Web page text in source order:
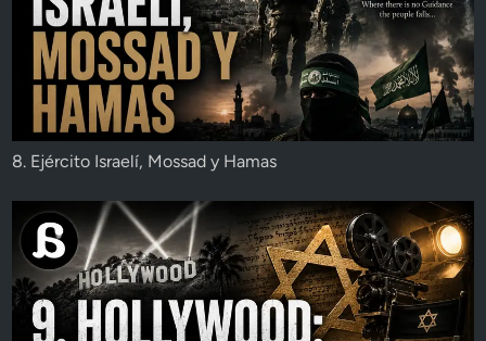
8. Ejército Israelí, Mossad y Hamas